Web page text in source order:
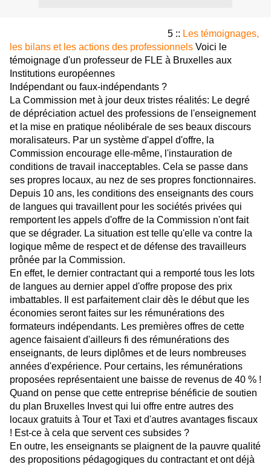
5 :: Les témoignages,
les bilans et les actions des professionnels Voici le
témoignage d'un professeur de FLE à Bruxelles aux
Institutions européennes
Indépendant ou faux-indépendants ?
La Commission met à jour deux tristes réalités: Le degré
de dépréciation actuel des professions de l'enseignement
et la mise en pratique néolibérale de ses beaux discours
moralisateurs. Par un système d'appel d'offre, la
Commission encourage elle-même, l'instauration de
conditions de travail inacceptables. Cela se passe dans
ses propres locaux, au nez de ses propres fonctionnaires.
Depuis 10 ans, les conditions des enseignants des cours
de langues qui travaillent pour les sociétés privées qui
remportent les appels d'offre de la Commission n'ont fait
que se dégrader. La situation est telle qu'elle va contre la
logique même de respect et de défense des travailleurs
prônée par la Commission.
En effet, le dernier contractant qui a remporté tous les lots
de langues au dernier appel d'offre propose des prix
imbattables. Il est parfaitement clair dès le début que les
économies seront faites sur les rémunérations des
formateurs indépendants. Les premières offres de cette
agence faisaient d'ailleurs fi des rémunérations des
enseignants, de leurs diplômes et de leurs nombreuses
années d'expérience. Pour certains, les rémunérations
proposées représentaient une baisse de revenus de 40 % !
Quand on pense que cette entreprise bénéficie de soutien
du plan Bruxelles Invest qui lui offre entre autres des
locaux gratuits à Tour et Taxi et d'autres avantages fiscaux
! Est-ce à cela que servent ces subsides ?
En outre, les enseignants se plaignent de la pauvre qualité
des propositions pédagogiques du contractant et ont déjà